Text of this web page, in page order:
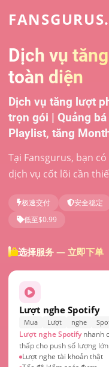
Dịch vụ
toàn diện
Dịch vụ tăng lượt
trọn gói | Quảng
Playlist, tăng
Tại Fansgurus, bạn
dịch vụ cốt lõi cần
极速交付 安全稳定
低至$0.99
选择服务 — 立即下单
Lượt nghe Spotify
Mua Lượt nghe
Lượt nghe Spotifynhanh
thấp cho push số lượng
Lượt nghe tài khoản thật